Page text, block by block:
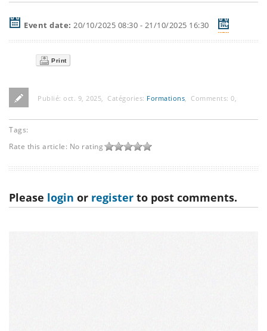
Event date: 20/10/2025 08:30 - 21/10/2025 16:30
Print
Publié: oct. 9, 2025 Catégories: Formations Comments: 0
Tags:
Rate this article: No rating
Please login or register to post comments.